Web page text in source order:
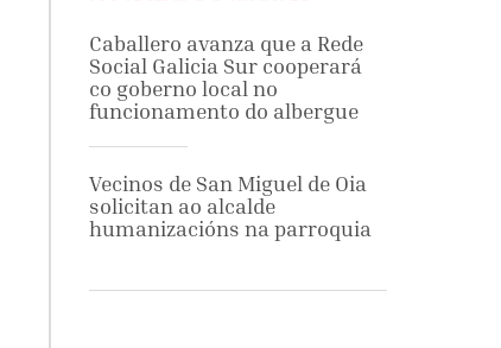
Caballero avanza que a Rede
Social Galicia Sur cooperará
co goberno local no
funcionamento do albergue
Vecinos de San Miguel de Oia
solicitan ao alcalde
humanizacións na parroquia